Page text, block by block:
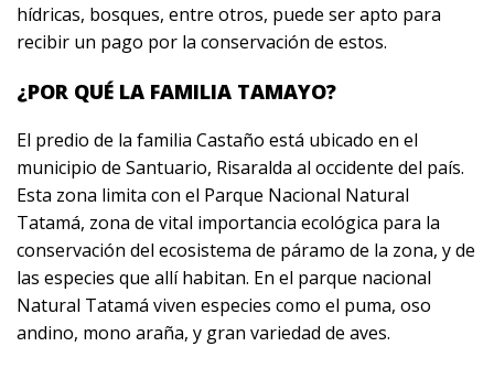
hídricas, bosques, entre otros, puede ser apto para
recibir un pago por la conservación de estos.
¿POR QUÉ LA FAMILIA TAMAYO?
El predio de la familia Castaño está ubicado en el
municipio de Santuario, Risaralda al occidente del país.
Esta zona limita con el Parque Nacional Natural
Tatamá, zona de vital importancia ecológica para la
conservación del ecosistema de páramo de la zona, y de
las especies que allí habitan. En el parque nacional
Natural Tatamá viven especies como el puma, oso
andino, mono araña, y gran variedad de aves.